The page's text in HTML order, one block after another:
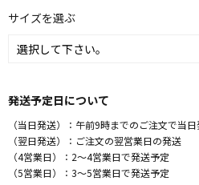
サイズを選ぶ
発送予定日について
（当日発送）：午前9時までのご注文で当
（翌日発送）：ご注文の翌営業日の発送
（4営業日）：2～4営業日で発送予定
（5営業日）：3～5営業日で発送予定